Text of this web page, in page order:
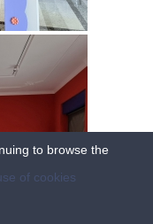
to browse the
of cookies